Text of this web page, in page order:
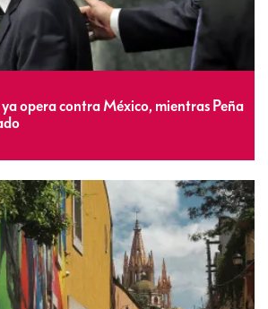
opera contra México, mientras Peña